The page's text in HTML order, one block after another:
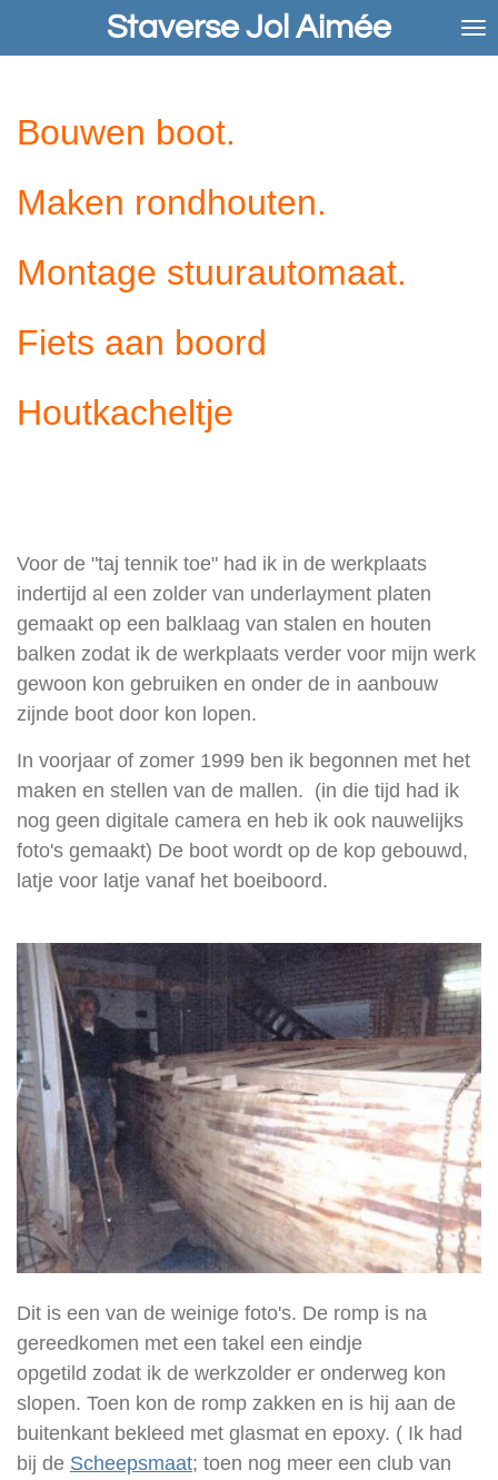
hoofdinhoud
Staverse Jol Aimée
Bouwen boot.
Maken rondhouten.
Montage stuurautomaat.
Fiets aan boord
Houtkacheltje
Voor de "taj tennik toe" had ik in de werkplaats
indertijd al een zolder van underlayment platen
gemaakt op een balklaag van stalen en houten
balken zodat ik de werkplaats verder voor mijn werk
gewoon kon gebruiken en onder de in aanbouw
zijnde boot door kon lopen.
In voorjaar of zomer 1999 ben ik begonnen met het
maken en stellen van de mallen. (in die tijd had ik
nog geen digitale camera en heb ik ook nauwelijks
foto's gemaakt) De boot wordt op de kop gebouwd,
latje voor latje vanaf het boeiboord.
Dit is een van de weinige foto's. De romp is na
gereedkomen met een takel een eindje
opgetild zodat ik de werkzolder er onderweg kon
slopen. Toen kon de romp zakken en is hij aan de
buitenkant bekleed met glasmat en epoxy. ( Ik had
bij de Scheepsmaat; toen nog meer een club van